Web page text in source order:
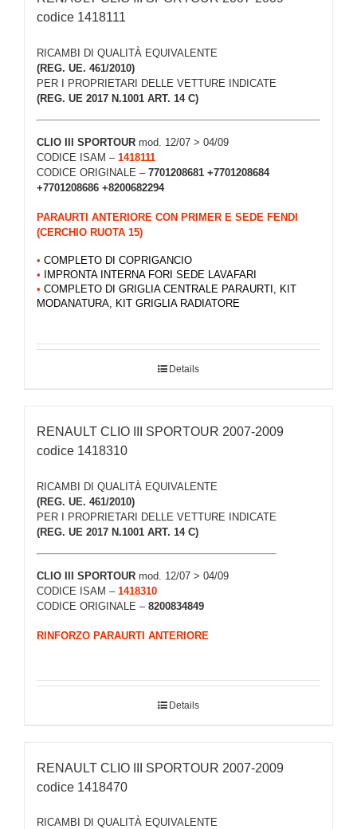
codice 1418111
RICAMBI DI QUALITÀ EQUIVALENTE
(REG. UE. 461/2010)
PER I PROPRIETARI DELLE VETTURE INDICATE
(REG. UE 2017 N.1001 ART. 14 C)
CLIO III SPORTOUR mod. 12/07 > 04/09
CODICE ISAM – 1418111
CODICE ORIGINALE – 7701208681 +7701208684
+7701208686 +8200682294
PARAURTI ANTERIORE CON PRIMER E SEDE FENDI
(CERCHIO RUOTA 15)
• COMPLETO DI COPRIGANCIO
•
IMPRONTA INTERNA FORI SEDE LAVAFARI
• COMPLETO DI GRIGLIA CENTRALE PARAURTI, KIT
MODANATURA, KIT GRIGLIA RADIATORE
Details
RENAULT CLIO III SPORTOUR 2007-2009
codice 1418310
RICAMBI DI QUALITÀ EQUIVALENTE
(REG. UE. 461/2010)
PER I PROPRIETARI DELLE VETTURE INDICATE
(REG. UE 2017 N.1001 ART. 14 C)
CLIO III SPORTOUR mod. 12/07 > 04/09
CODICE ISAM – 1418310
CODICE ORIGINALE – 8200834849
RINFORZO PARAURTI ANTERIORE
Details
RENAULT CLIO III SPORTOUR 2007-2009
codice 1418470
RICAMBI DI QUALITÀ EQUIVALENTE